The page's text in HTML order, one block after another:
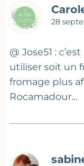
28
@ Jose51 :
utiliser soit un
fromage plus
Rocamadour…